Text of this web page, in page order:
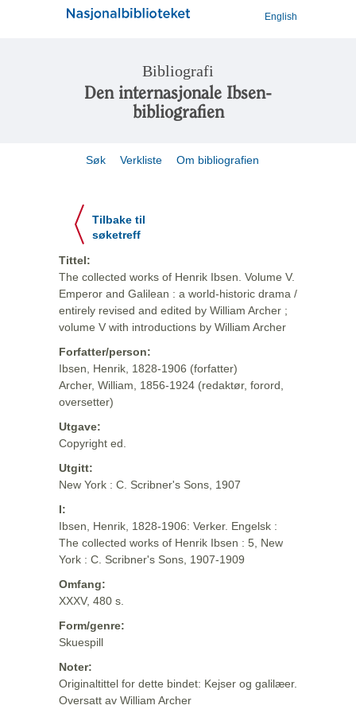
English
Bibliografi
Den internasjonale Ibsen-
bibliografien
Søk Verkliste Om bibliografien
Tilbake til
søketreff
Tittel:
The collected works of Henrik Ibsen. Volume V.
Emperor and Galilean : a world-historic drama /
entirely revised and edited by William Archer ;
volume V with introductions by William Archer
Forfatter/person:
Ibsen, Henrik, 1828-1906 (forfatter)
Archer, William, 1856-1924 (redaktør, forord,
oversetter)
Utgave:
Copyright ed.
Utgitt:
New York : C. Scribner's Sons, 1907
I:
Ibsen, Henrik, 1828-1906: Verker. Engelsk :
The collected works of Henrik Ibsen : 5, New
York : C. Scribner's Sons, 1907-1909
Omfang:
XXXV, 480 s.
Form/genre:
Skuespill
Noter:
Originaltittel for dette bindet: Kejser og galilæer.
Oversatt av William Archer